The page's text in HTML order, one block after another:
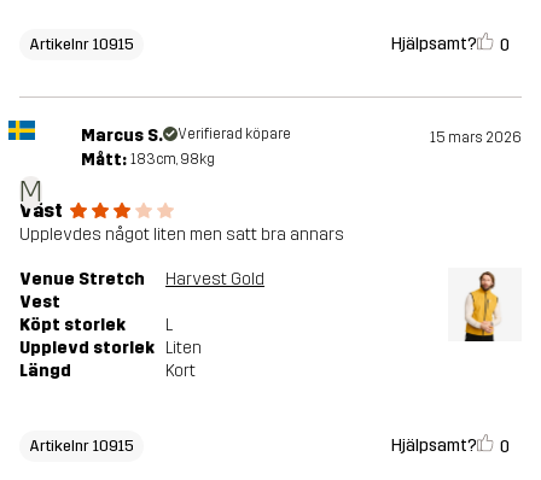
Artikelnr 10915 Hjälpsamt? 0
M
Marcus S. Verifierad köpare 15 mars 2026
Mått: 183cm, 98kg
Väst
Upplevdes något liten men satt bra annars
Venue Stretch
Vest
Harvest Gold
Köpt storlek
L
Upplevd storlek Liten
Längd
Kort
Artikelnr 10915 Hjälpsamt? 0